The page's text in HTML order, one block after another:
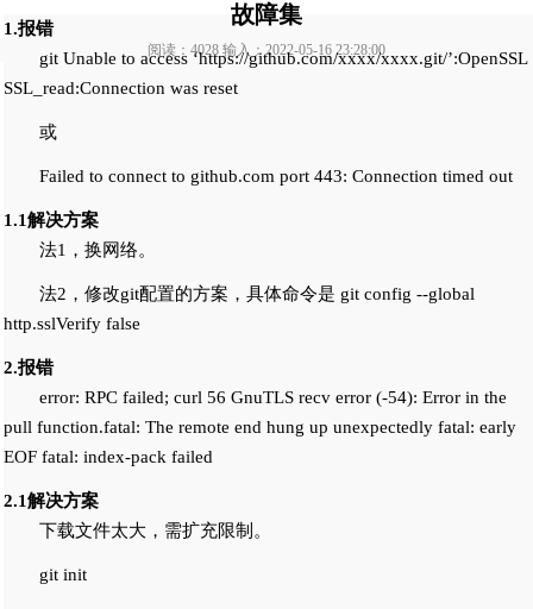
故障集
阅读：4028 输入：2022-05-16 23:28:00
1.报错
git Unable to access ‘https://github.com/xxxx/xxxx.git/’:OpenSSL
SSL_read:Connection was reset
或
Failed to connect to github.com port 443: Connection timed out
1.1解决方案
法1，换网络。
法2，修改git配置的方案，具体命令是 git config --global
http.sslVerify false
2.报错
error: RPC failed; curl 56 GnuTLS recv error (-54): Error in the
pull function.fatal: The remote end hung up unexpectedly fatal: early
EOF fatal: index-pack failed
2.1解决方案
下载文件太大，需扩充限制。
git init